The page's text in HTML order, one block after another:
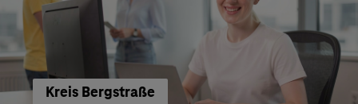
Kreis Bergstraße